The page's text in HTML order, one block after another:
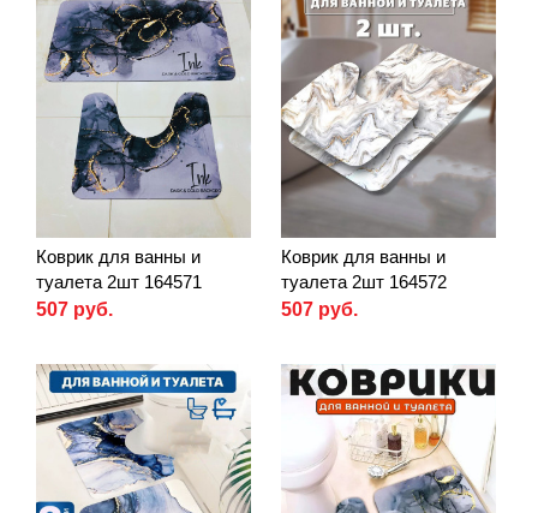
Коврик для ванны и
туалета 2шт 164571
507 руб.
Коврик для ванны и
туалета 2шт 164572
507 руб.